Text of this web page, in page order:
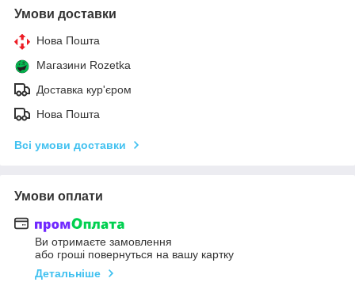
Умови доставки
Нова Пошта
Магазини Rozetka
Доставка кур'єром
Нова Пошта
Всі умови доставки
Умови оплати
Ви отримаєте замовлення
або гроші повернуться на вашу картку
Детальніше